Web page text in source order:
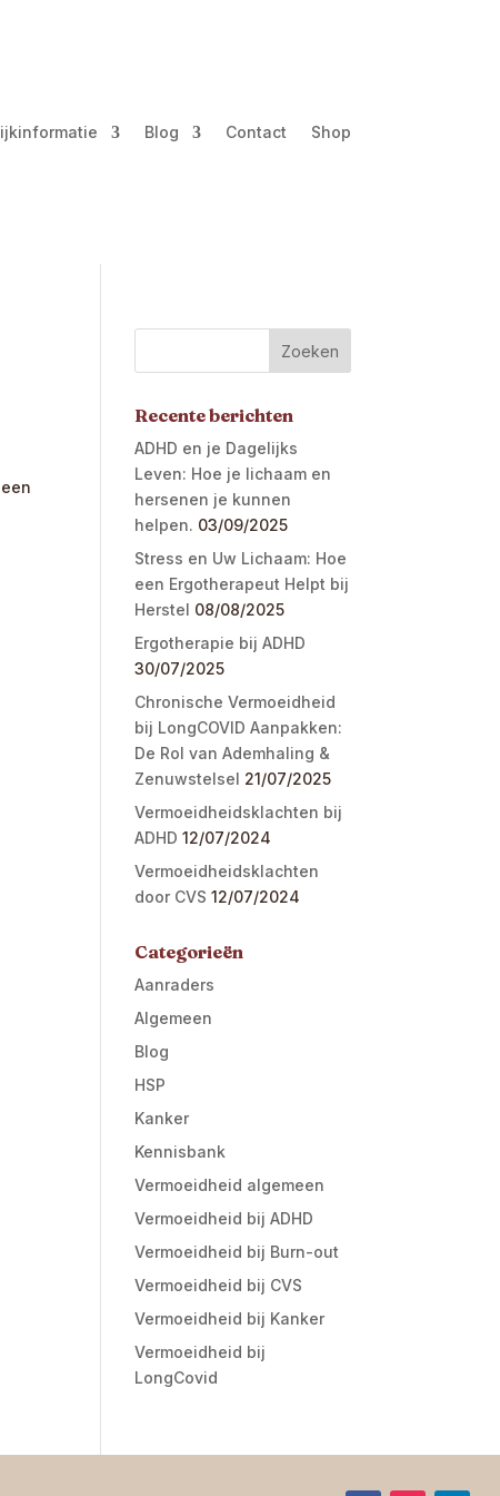
Blog Contact Shop
Recente berichten
ADHD en je Dagelijks
Leven: Hoe je lichaam en
hersenen je kunnen
helpen. 03/09/2025
Stress en Uw Lichaam: Hoe
een Ergotherapeut Helpt bij
Herstel 08/08/2025
Ergotherapie bij ADHD
30/07/2025
Chronische Vermoeidheid
bij LongCOVID Aanpakken:
De Rol van Ademhaling &
Zenuwstelsel 21/07/2025
Vermoeidheidsklachten bij
ADHD 12/07/2024
Vermoeidheidsklachten
door CVS 12/07/2024
Categorieën
Aanraders
Algemeen
Blog
HSP
Kanker
Kennisbank
Vermoeidheid algemeen
Vermoeidheid bij ADHD
Vermoeidheid bij Burn-out
Vermoeidheid bij CVS
Vermoeidheid bij Kanker
Vermoeidheid bij
LongCovid